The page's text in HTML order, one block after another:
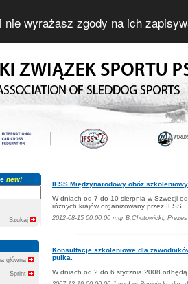
wyrażasz zgody na ich
new!
Szukaj
główna
Sprint
IFSS Międzynarodowy obóz
W dniach od 7 do 10 sierpnia w Szwecji
różnych krajów organizowany przez IFSS ...
2012-08-15 00:00:00 mgr B.Chotowicki,
Konsultacje szkoleniowe dla
pulka.
W dniach od 2 do 6 stycznia 2008 odbędą